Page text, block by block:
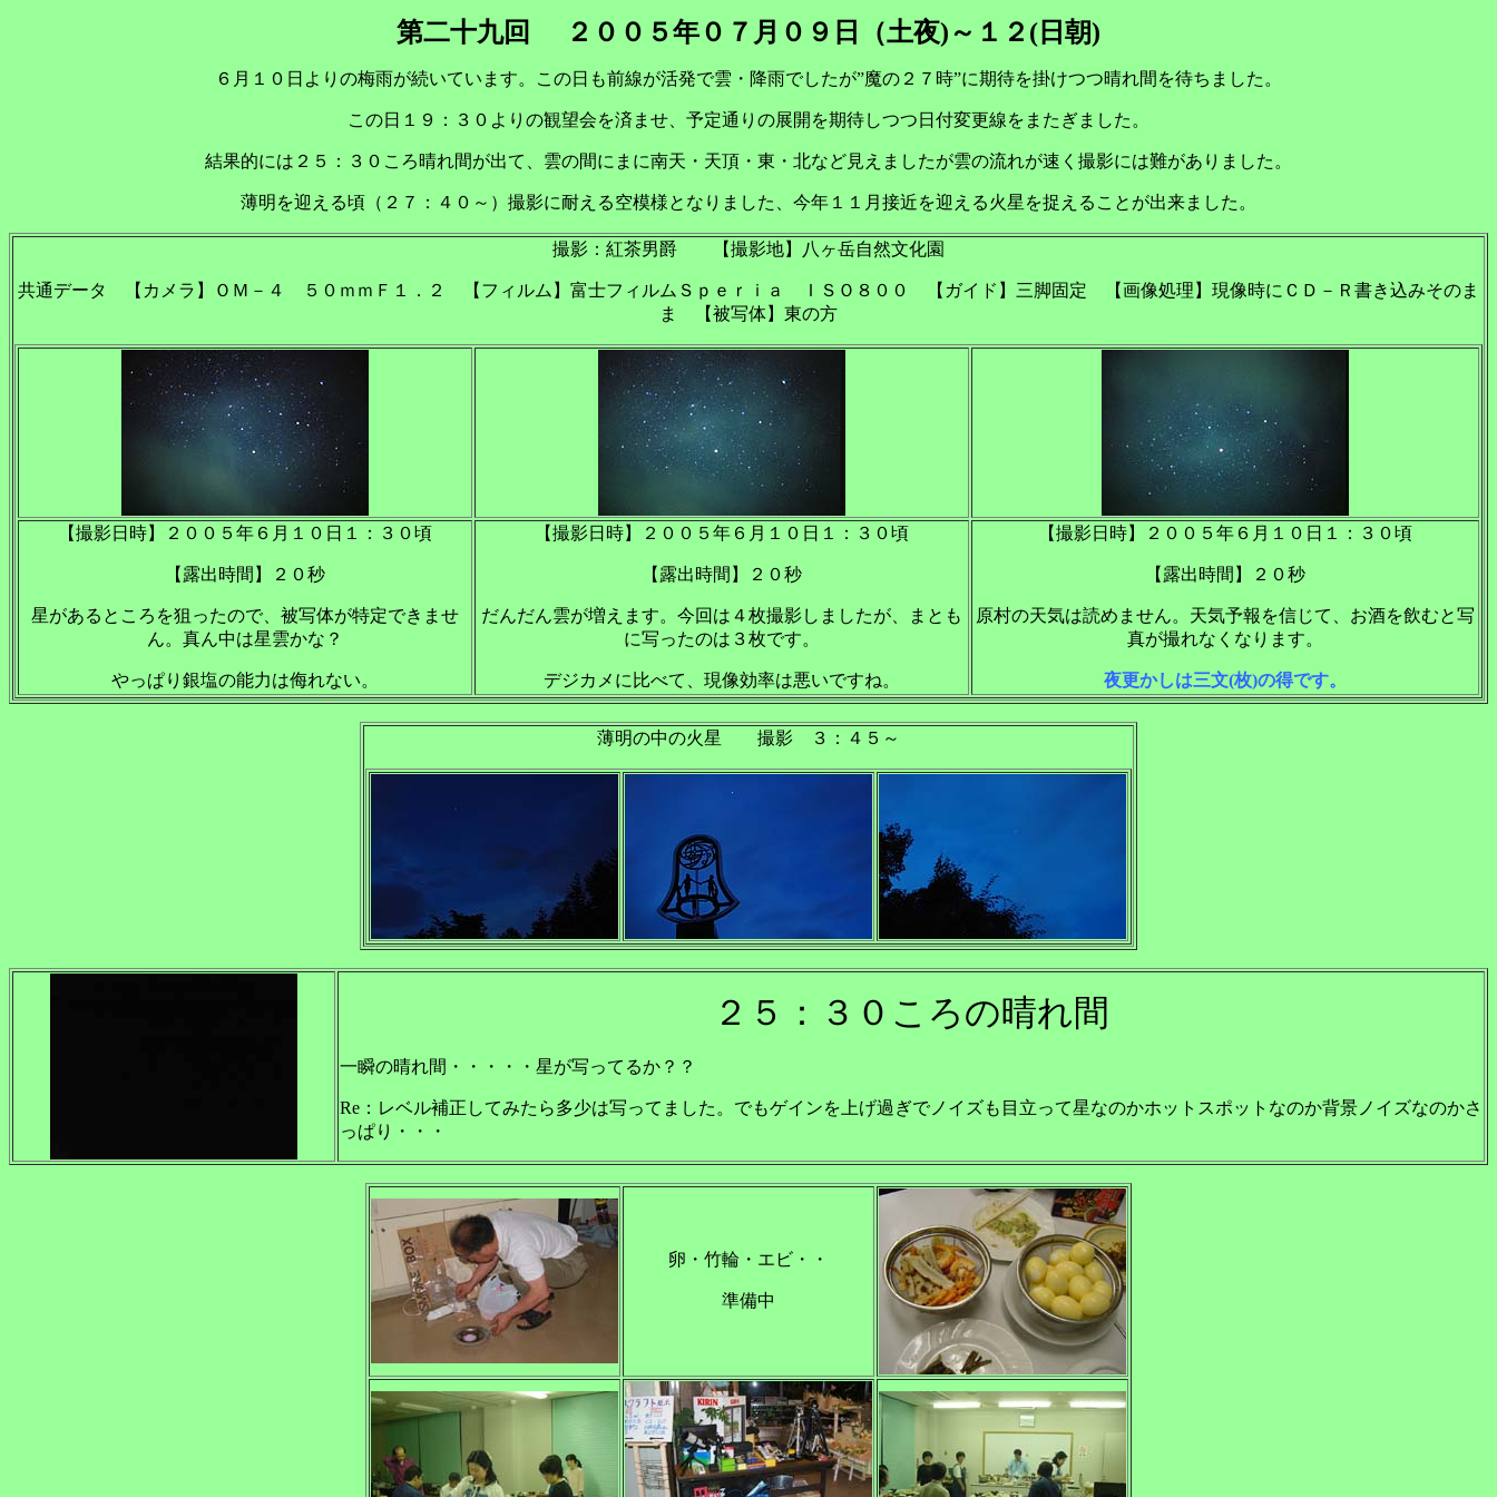
第二十九回 ２００５年０７月０９日（土夜)～１２(日朝)
６月１０日よりの梅雨が続いています。この日も前線が活発で雲・降雨でしたが”魔の２７時”に期待を掛けつつ晴れ間を待ちました。
この日１９：３０よりの観望会を済ませ、予定通りの展開を期待しつつ日付変更線をまたぎました。
結果的には２５：３０ころ晴れ間が出て、雲の間にまに南天・天頂・東・北など見えましたが雲の流れが速く撮影には難がありました。
薄明を迎える頃（２７：４０～）撮影に耐える空模様となりました、今年１１月接近を迎える火星を捉えることが出来ました。
撮影：紅茶男爵 【撮影地】八ヶ岳自然文化園
共通データ 【カメラ】ＯＭ－４ ５０ｍｍＦ１．２ 【フィルム】富士フィルムＳｐｅｒｉａ ＩＳＯ８００ 【ガイド】三脚固定 【画像処理】現像時にＣＤ－Ｒ書き込みそのま
ま 【被写体】東の方
【撮影日時】２００５年６月１０日１：３０頃
【露出時間】２０秒
星があるところを狙ったので、被写体が特定できませ
ん。真ん中は星雲かな？
やっぱり銀塩の能力は侮れない。
【撮影日時】２００５年６月１０日１：３０頃
【露出時間】２０秒
だんだん雲が増えます。今回は４枚撮影しましたが、まとも
に写ったのは３枚です。
デジカメに比べて、現像効率は悪いですね。
【撮影日時】２００５年６月１０日１：３０頃
【露出時間】２０秒
原村の天気は読めません。天気予報を信じて、お酒を飲むと写
真が撮れなくなります。
夜更かしは三文(枚)の得です。
薄明の中の火星 撮影 ３：４５～
２５：３０ころの晴れ間
一瞬の晴れ間・・・・・星が写ってるか？？
Re：レベル補正してみたら多少は写ってました。でもゲインを上げ過ぎでノイズも目立って星なのかホットスポットなのか背景ノイズなのかさ
っぱり・・・
卵・竹輪・エビ・・
準備中